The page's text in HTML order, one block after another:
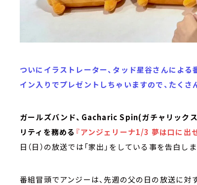
ついにイラストレーター、タッド星谷さんによ
イン入りでプレゼントしちゃいますので、たくさ
ガールズバンド、Gacharic Spin(ガチャリック
リティを務める 『アンジェリーナ1/3 夢は口に出
日（日）の放送では「家出」をしている事を告白しま
番組冒頭でアンジーは、先週の父の日の放送に対